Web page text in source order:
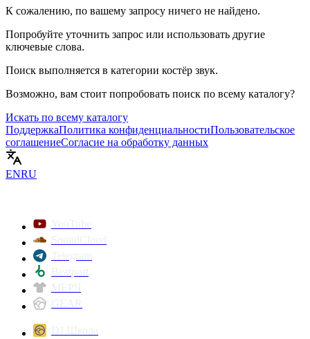
К сожалению, по вашему запросу ничего не найдено.
Попробуйте уточнить запрос или использовать другие
ключевые слова.
Поиск выполняется в категории костёр звук.
Возможно, вам стоит попробовать поиск по всему каталогу?
Искать по всему каталогу
ПоддержкаПолитика конфиденциальностиПользовательское
соглашениеСогласие на обработку данных
ENRU